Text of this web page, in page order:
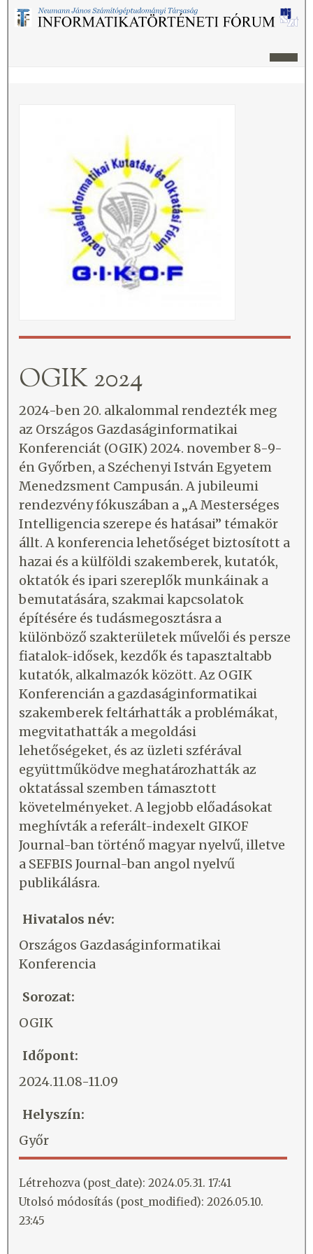
OGIK 2024
2024-ben 20. alkalommal rendezték meg
az Országos Gazdaságinformatikai
Konferenciát (OGIK) 2024. november 8-9-
én Győrben, a Széchenyi István Egyetem
Menedzsment Campusán. A jubileumi
rendezvény fókuszában a „A Mesterséges
Intelligencia szerepe és hatásai” témakör
állt. A konferencia lehetőséget biztosított a
hazai és a külföldi szakemberek, kutatók,
oktatók és ipari szereplők munkáinak a
bemutatására, szakmai kapcsolatok
építésére és tudásmegosztásra a
különböző szakterületek művelői és persze
fiatalok-idősek, kezdők és tapasztaltabb
kutatók, alkalmazók között. Az OGIK
Konferencián a gazdaságinformatikai
szakemberek feltárhatták a problémákat,
megvitathatták a megoldási
lehetőségeket, és az üzleti szférával
együttműködve meghatározhatták az
oktatással szemben támasztott
követelményeket. A legjobb előadásokat
meghívták a referált-indexelt GIKOF
Journal-ban történő magyar nyelvű, illetve
a SEFBIS Journal-ban angol nyelvű
publikálásra.
Hivatalos név:
Országos Gazdaságinformatikai
Konferencia
Sorozat:
OGIK
Időpont:
2024.11.08-11.09
Helyszín:
Győr
Létrehozva (post_date): 2024.05.31. 17:41
Utolsó módosítás (post_modified): 2026.05.10.
23:45